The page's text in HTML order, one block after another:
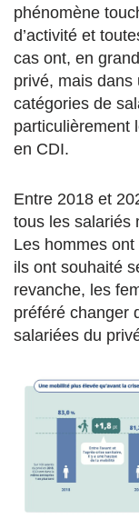
phénomène
d’activité et
cas ont, en
privé, mais dans
catégories de
particulièrement
en CDI.
Entre 2018 et
tous les salariés
Les hommes
ils ont souhaité
revanche, les
préféré changer
salariées du